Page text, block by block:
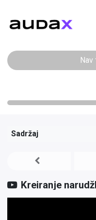
Nav
Sadržaj
Kreiranje